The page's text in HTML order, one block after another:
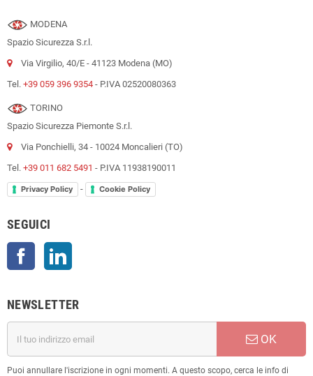
MODENA
Spazio Sicurezza S.r.l.
Via Virgilio, 40/E - 41123 Modena (MO)
Tel. +39 059 396 9354 - P.IVA 02520080363
TORINO
Spazio Sicurezza Piemonte S.r.l.
Via Ponchielli, 34 - 10024 Moncalieri (TO)
Tel. +39 011 682 5491 - P.IVA 11938190011
Privacy Policy - Cookie Policy
SEGUICI
Facebook
NEWSLETTER
OK
Puoi annullare l'iscrizione in ogni momenti. A questo scopo, cerca le info di